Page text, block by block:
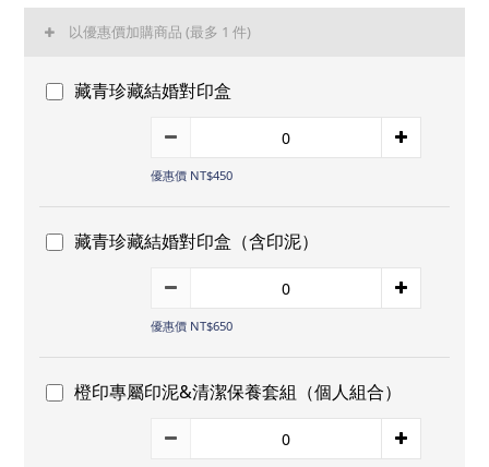
以優惠價加購商品 (最多 1 件)
藏青珍藏結婚對印盒
優惠價 NT$450
藏青珍藏結婚對印盒（含印泥）
優惠價 NT$650
橙印專屬印泥&清潔保養套組（個人組合）